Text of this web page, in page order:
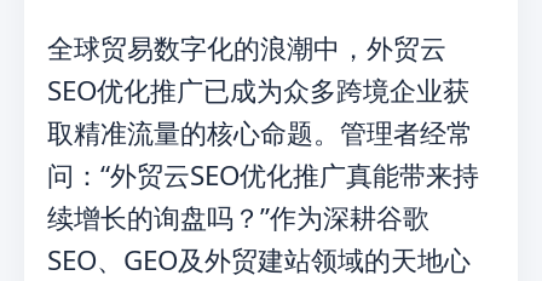
全球贸易数字化的浪潮中，外贸云
SEO优化推广已成为众多跨境企业获
取精准流量的核心命题。管理者经常
问：“外贸云SEO优化推广真能带来持
续增长的询盘吗？”作为深耕谷歌
SEO、GEO及外贸建站领域的天地心